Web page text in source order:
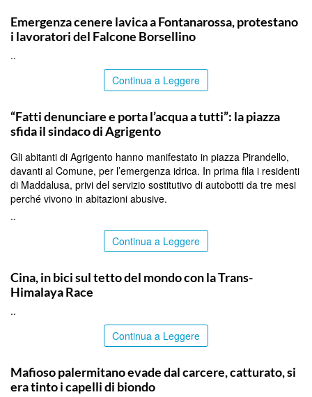
Emergenza cenere lavica a Fontanarossa, protestano
i lavoratori del Falcone Borsellino
..
Continua a Leggere
“Fatti denunciare e porta l’acqua a tutti”: la piazza
sfida il sindaco di Agrigento
Gli abitanti di Agrigento hanno manifestato in piazza Pirandello,
davanti al Comune, per l’emergenza idrica. In prima fila i residenti
di Maddalusa, privi del servizio sostitutivo di autobotti da tre mesi
perché vivono in abitazioni abusive.
..
Continua a Leggere
Cina, in bici sul tetto del mondo con la Trans-
Himalaya Race
..
Continua a Leggere
Mafioso palermitano evade dal carcere, catturato, si
era tinto i capelli di biondo